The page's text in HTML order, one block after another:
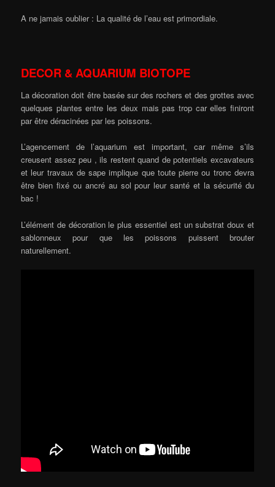
A ne jamais oublier : La qualité de l’eau est primordiale.
DECOR & AQUARIUM BIOTOPE
La décoration doit être basée sur des rochers et des grottes avec
quelques plantes entre les deux mais pas trop car elles finiront
par être déracinées par les poissons.
L’agencement de l’aquarium est important, car même s’ils
creusent assez peu , ils restent quand de potentiels excavateurs
et leur travaux de sape implique que toute pierre ou tronc devra
être bien fixé ou ancré au sol pour leur santé et la sécurité du
bac !
L’élément de décoration le plus essentiel est un substrat doux et
sablonneux pour que les poissons puissent brouter
naturellement.